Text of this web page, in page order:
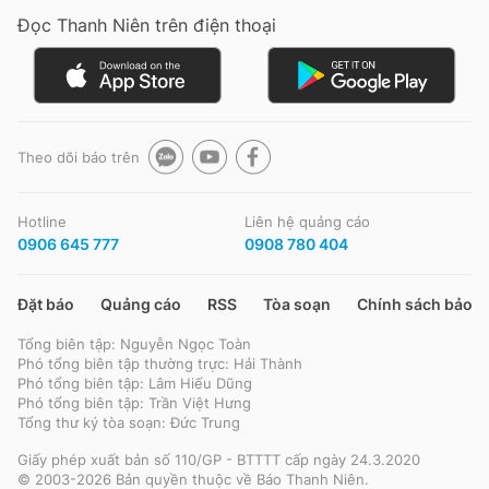
Đọc Thanh Niên trên điện thoại
0906 645 777 0908 780 404
Đặt báo Quảng cáo RSS Tòa soạn
Tổng biên tập: Nguyễn Ngọc Toàn
Phó tổng biên tập thường trực: Hải Thành
Phó tổng biên tập: Lâm Hiếu Dũng
Phó tổng biên tập: Trần Việt Hưng
Tổng thư ký tòa soạn: Đức Trung
Đọc Thanh Niên trên điện thoại
Theo dõi báo trên
Hotline
0906 645 777
Liên hệ quảng cáo
0908 780 404
Đặt báo Quảng cáo RSS Tòa soạn Chính sách bảo
Tổng biên tập: Nguyễn Ngọc Toàn
Phó tổng biên tập thường trực: Hải Thành
Phó tổng biên tập: Lâm Hiếu Dũng
Phó tổng biên tập: Trần Việt Hưng
Tổng thư ký tòa soạn: Đức Trung
Giấy phép xuất bản số 110/GP - BTTTT cấp ngày 24.3.2020
© 2003-2026 Bản quyền thuộc về Báo Thanh Niên.